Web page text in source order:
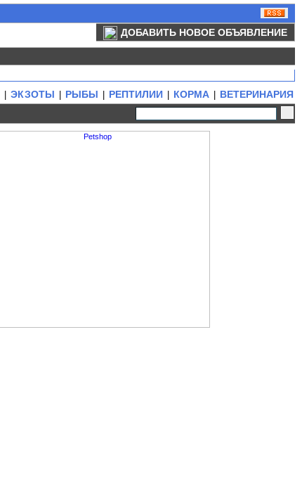
ДОБАВИТЬ НОВОЕ ОБЪЯВЛЕНИЕ
ЭКЗОТЫ РЫБЫ РЕПТИЛИИ КОРМА
ВЕТЕРИНАРИЯ